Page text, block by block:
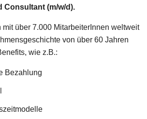
Consultant (m/w/d).
mit über 7.000 MitarbeiterInnen weltweit
von über 60 Jahren
wie z.B.:
Bezahlung